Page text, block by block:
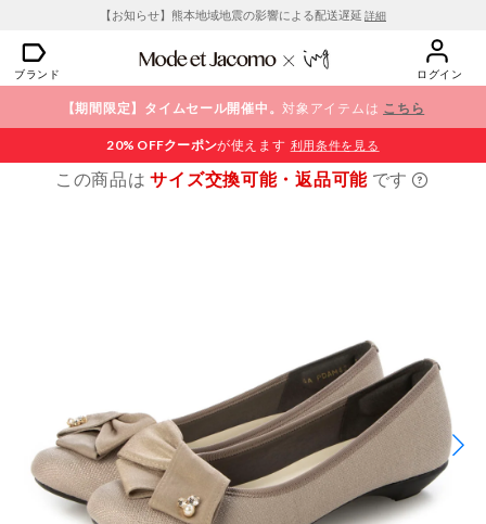
【お知らせ】熊本地域地震の影響による配送遅延 詳細
ブランド ログイン
【期間限定】タイムセール開催中。対象アイテムは こちら
20% OFFクーポンが使えます 利用条件を見る
この商品はサイズ交換可能・返品可能 です